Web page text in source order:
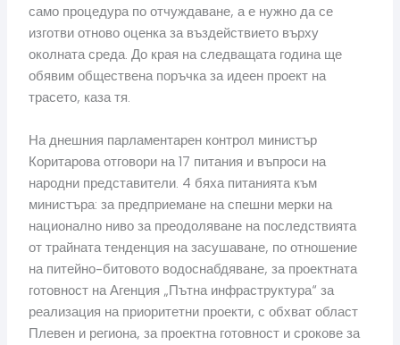
само процедура по отчуждаване, а е нужно да се
изготви отново оценка за въздействието върху
околната среда. До края на следващата година ще
обявим обществена поръчка за идеен проект на
трасето, каза тя.
На днешния парламентарен контрол министър
Коритарова отговори на 17 питания и въпроси на
народни представители. 4 бяха питанията към
министъра: за предприемане на спешни мерки на
национално ниво за преодоляване на последствията
от трайната тенденция на засушаване, по отношение
на питейно-битовото водоснабдяване, за проектната
готовност на Агенция „Пътна инфраструктура“ за
реализация на приоритетни проекти, с обхват област
Плевен и региона, за проектна готовност и срокове за